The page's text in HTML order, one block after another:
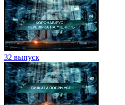
32 выпуск